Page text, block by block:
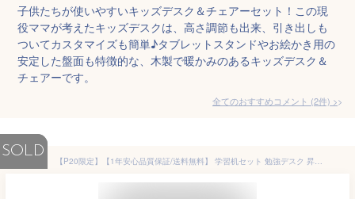
子供たちが使いやすいキッズデスク＆チェアーセット！この現
役ママが考えたキッズデスクは、高さ調節も出来、引き出しも
ついてカスタマイズも簡単♪タブレットスタンドやお絵かき用の
安定した盤面も特徴的な、木製で暖かみのあるキッズデスク＆
チェアーです。
全てのおすすめコメント (2件) >
SOLD
【P20限定】【1年安心品質保証/送料無料】 学習机セット 勉強デスク 昇降式 デスク 作業デスク チェア付き 子供 上棚 手動 高さ調整 昇降デスク 引き出し 天板 机 学生 昇降式 テレワーク デスクワーク かわいい 子供部屋 学生用 大人用 ホワイト 書斎 子供